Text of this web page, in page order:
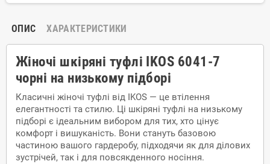
ОПИС ХАРАКТЕРИСТИКИ
Жіночі шкіряні туфлі IKOS 6041-7
чорні на низькому підборі
Класичні жіночі туфлі від IKOS — це втілення
елегантності та стилю. Ці шкіряні туфлі на низькому
підборі є ідеальним вибором для тих, хто цінує
комфорт і вишуканість. Вони стануть базовою
частиною вашого гардеробу, підходячи як для ділових
зустрічей, так і для повсякденного носіння.